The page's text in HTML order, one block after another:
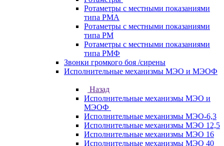
Ротаметры с местными показаниями
типа РМА
Ротаметры с местными показаниями
типа РМ
Ротаметры с местными показаниями
типа РМФ
Звонки громкого боя /сирены
Исполнительные механизмы МЭО и МЭОФ
Назад
Исполнительные механизмы МЭО и
МЭОФ
Исполнительные механизмы МЭО-6,3
Исполнительные механизмы МЭО 12,5
Исполнительные механизмы МЭО 16
Исполнительные механизмы МЭО 40